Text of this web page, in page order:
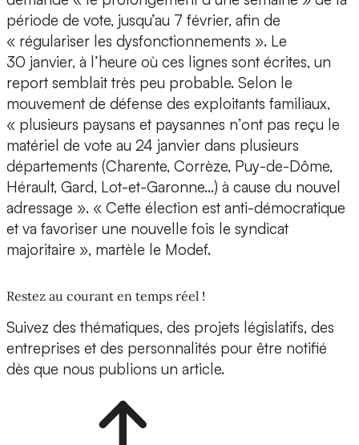
période de vote, jusqu’au 7 février, afin de
« régulariser les dysfonctionnements ». Le
30 janvier, à l’heure où ces lignes sont écrites, un
report semblait très peu probable. Selon le
mouvement de défense des exploitants familiaux,
« plusieurs paysans et paysannes n’ont pas reçu le
matériel de vote au 24 janvier dans plusieurs
départements (Charente, Corrèze, Puy-de-Dôme,
Hérault, Gard, Lot-et-Garonne…) à cause du nouvel
adressage ». « Cette élection est anti-démocratique
et va favoriser une nouvelle fois le syndicat
majoritaire », martèle le Modef.
Restez au courant en temps réel !
Suivez des thématiques, des projets législatifs, des
entreprises et des personnalités pour être notifié
dès que nous publions un article.